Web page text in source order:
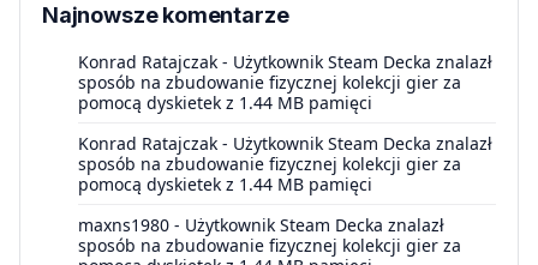
Najnowsze komentarze
Konrad Ratajczak - Użytkownik Steam Decka znalazł
sposób na zbudowanie fizycznej kolekcji gier za
pomocą dyskietek z 1.44 MB pamięci
Konrad Ratajczak - Użytkownik Steam Decka znalazł
sposób na zbudowanie fizycznej kolekcji gier za
pomocą dyskietek z 1.44 MB pamięci
maxns1980 - Użytkownik Steam Decka znalazł
sposób na zbudowanie fizycznej kolekcji gier za